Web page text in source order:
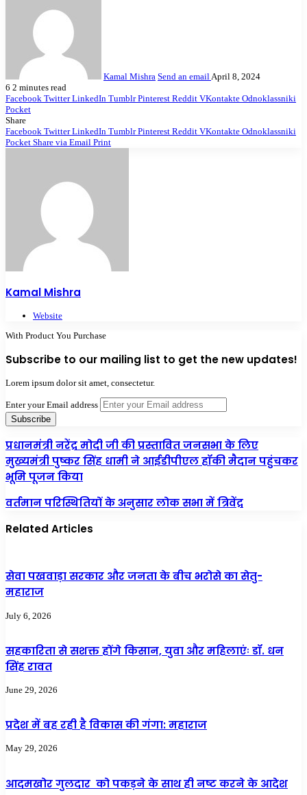
Kamal Mishra Send an email April 8, 2024
6 2 minutes read
Facebook Twitter LinkedIn Tumblr Pinterest Reddit VKontakte Odnoklassniki
Pocket
Share
Facebook Twitter LinkedIn Tumblr Pinterest Reddit VKontakte Odnoklassniki
Pocket Share via Email Print
Kamal Mishra
Website
With Product You Purchase
Subscribe to our mailing list to get the new updates!
Lorem ipsum dolor sit amet, consectetur.
Enter your Email address
प्रधानमंत्री नरेंद्र मोदी जी की प्रस्तावित जनसभा के लिए
मुख्यमंत्री पुष्कर सिंह धामी ने आईडीपीएल हॉकी मैदान पहुंचकर
भूमि पूजन किया
वर्तमान परिस्थितियों के अनुसार लोक सभा में त्रिवेंद्र
Related Articles
सेवा पखवाड़ा सरकार और जनता के बीच भरोसे का सेतु-
महाराज
July 6, 2026
सहकारिता से सशक्त होंगे किसान, युवा और महिलाएंः डॉ. धन
सिंह रावत
June 29, 2026
प्रदेश में बह रही है विकास की गंगा: महाराज
May 29, 2026
आदमखोर गुलदार को पकड़ने के साथ ही नष्ट करने के आदेश